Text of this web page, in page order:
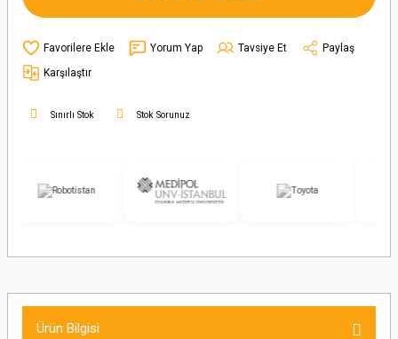
Yorum Yap Tavsiye Et
Paylaş
Karşılaştır
Sınırlı Stok Stok Sorunuz
Ürün Bilgisi